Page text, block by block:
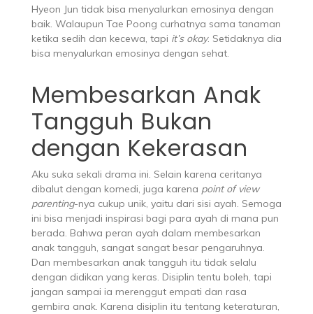
Hyeon Jun tidak bisa menyalurkan emosinya dengan
baik. Walaupun Tae Poong curhatnya sama tanaman
ketika sedih dan kecewa, tapi it’s okay. Setidaknya dia
bisa menyalurkan emosinya dengan sehat.
Membesarkan Anak
Tangguh Bukan
dengan Kekerasan
Aku suka sekali drama ini. Selain karena ceritanya
dibalut dengan komedi, juga karena point of view
parenting-nya cukup unik, yaitu dari sisi ayah. Semoga
ini bisa menjadi inspirasi bagi para ayah di mana pun
berada. Bahwa peran ayah dalam membesarkan
anak tangguh, sangat sangat besar pengaruhnya.
Dan membesarkan anak tangguh itu tidak selalu
dengan didikan yang keras. Disiplin tentu boleh, tapi
jangan sampai ia merenggut empati dan rasa
gembira anak. Karena disiplin itu tentang keteraturan,